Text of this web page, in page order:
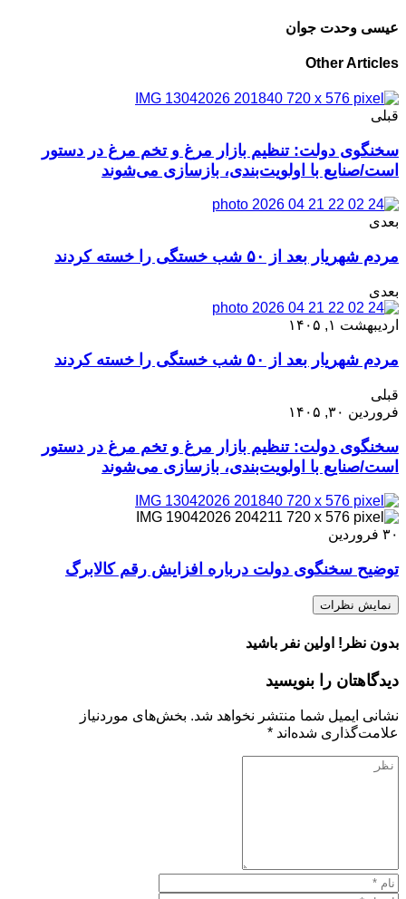
عیسی وحدت جوان
Other Articles
قبلی
سخنگوی دولت: تنظیم بازار مرغ و تخم‌ مرغ در دستور
است/صنایع با اولویت‌بندی، بازسازی می‌شوند
بعدی
مردم شهریار بعد از ۵۰ شب خستگی را خسته کردند
بعدی
اردیبهشت ۱, ۱۴۰۵
مردم شهریار بعد از ۵۰ شب خستگی را خسته کردند
قبلی
فروردین ۳۰, ۱۴۰۵
سخنگوی دولت: تنظیم بازار مرغ و تخم‌ مرغ در دستور
است/صنایع با اولویت‌بندی، بازسازی می‌شوند
۳۰ فروردین
توضیح سخنگوی دولت درباره افزایش رقم کالابرگ
نمایش نظرات
بدون نظر! اولین نفر باشید
دیدگاهتان را بنویسید
نشانی ایمیل شما منتشر نخواهد شد. بخش‌های موردنیاز
علامت‌گذاری شده‌اند *